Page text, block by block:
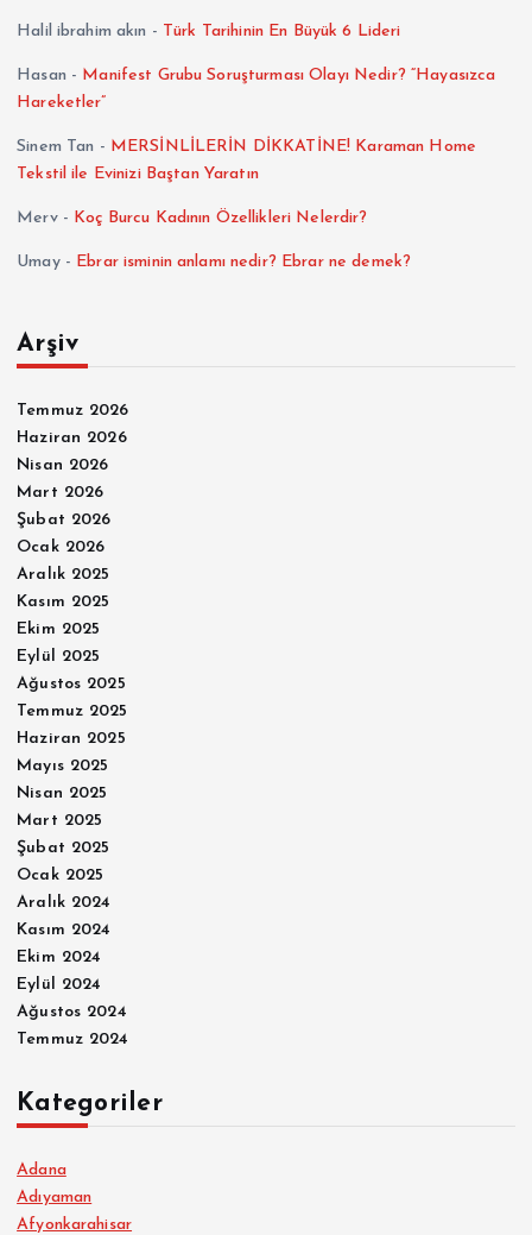
Halil ibrahim akın - Türk Tarihinin En Büyük 6 Lideri
Hasan - Manifest Grubu Soruşturması Olayı Nedir? “Hayasızca
Hareketler”
Sinem Tan - MERSİNLİLERİN DİKKATİNE! Karaman Home
Tekstil ile Evinizi Baştan Yaratın
Merv- Koç Burcu Kadının Özellikleri Nelerdir?
Umay- Ebrar isminin anlamı nedir? Ebrar ne demek?
Arşiv
Temmuz 2026
Haziran 2026
Nisan 2026
Mart 2026
Şubat 2026
Ocak 2026
Aralık 2025
Kasım 2025
Ekim 2025
Eylül 2025
Ağustos 2025
Temmuz 2025
Haziran 2025
Mayıs 2025
Nisan 2025
Mart 2025
Şubat 2025
Ocak 2025
Aralık 2024
Kasım 2024
Ekim 2024
Eylül 2024
Ağustos 2024
Temmuz 2024
Kategoriler
Adana
Adıyaman
Afyonkarahisar